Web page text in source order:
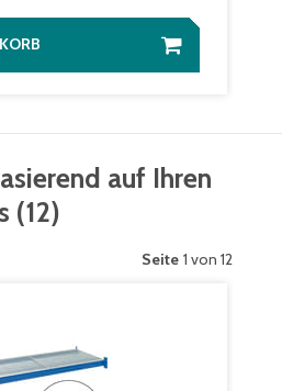
auf Ihren
(12)
Seite 1 von 12